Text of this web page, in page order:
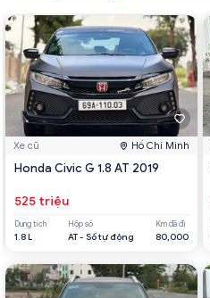
Xe cũ Hồ Chí Minh
Honda Civic G 1.8 AT 2019
525 triệu
Dung tích
1.8 L
Hộp số
AT - Số tự động
Km đã đi
80,000